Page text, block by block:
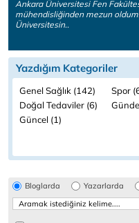
Ankara Üniversitesi Fen
mühendisliğinden mezun
Üniversitesin..
Yazdığım Kategoriler
Genel Sağlık (142)
Spor
Doğal Tedaviler (6)
Güncel (1)
Bloglarda Yazarlarda